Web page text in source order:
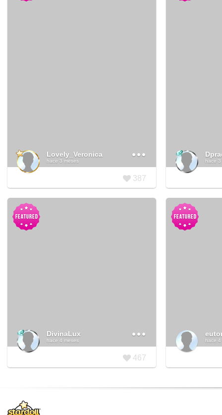
Lovely_Veronica
hace 3 meses
387
DivinaLux
hace 4 meses
467
hace 3
hace 4